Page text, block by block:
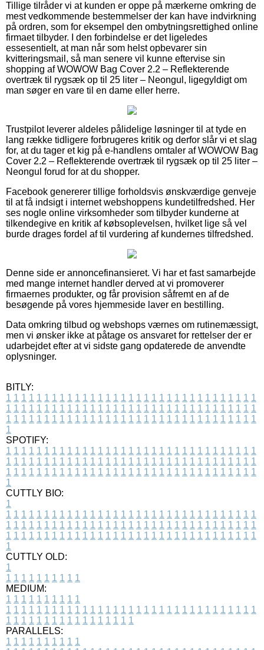
Tillige tilråder vi at kunden er oppe på mærkerne omkring de
mest vedkommende bestemmelser der kan have indvirkning
på ordren, som for eksempel den ombytningsrettighed online
firmaet tilbyder. I den forbindelse er det ligeledes
essesentielt, at man når som helst opbevarer sin
kvitteringsmail, så man senere vil kunne eftervise sin
shopping af WOWOW Bag Cover 2.2 – Reflekterende
overtræk til rygsæk op til 25 liter – Neongul, ligegyldigt om
man søger en vare til en dame eller herre.
Trustpilot leverer aldeles pålidelige løsninger til at tyde en
lang række tidligere forbrugeres kritik og derfor slår vi et slag
for, at du tager et kig på e-handlens omtaler af WOWOW Bag
Cover 2.2 – Reflekterende overtræk til rygsæk op til 25 liter –
Neongul forud for at du shopper.
Facebook genererer tillige forholdsvis ønskværdige genveje
til at få indsigt i internet webshoppens kundetilfredshed. Her
ses nogle online virksomheder som tilbyder kunderne at
tilkendegive en kritik af købsoplevelsen, hvilket lige så vel
burde drages fordel af til vurdering af kundernes tilfredshed.
Denne side er annoncefinansieret. Vi har et fast samarbejde
med mange internet handler derved at vi promoverer
firmaernes produkter, og får provision såfremt en af de
besøgende på vores hjemmeside laver en bestilling.
Data omkring tilbud og webshops værnes om rutinemæssigt,
men vi ønsker ikke at påtage os ansvaret for rettelser der er
udarbejdet efter at vi sidste gang opdaterede de anvendte
oplysninger.
BITLY:
1 1 1 1 1 1 1 1 1 1 1 1 1 1 1 1 1 1 1 1 1 1 1 1 1 1 1 1 1 1 1 1 1
1 1 1 1 1 1 1 1 1 1 1 1 1 1 1 1 1 1 1 1 1 1 1 1 1 1 1 1 1 1 1 1 1
1 1 1 1 1 1 1 1 1 1 1 1 1 1 1 1 1 1 1 1 1 1 1 1 1 1 1 1 1 1 1 1 1
1
SPOTIFY:
1 1 1 1 1 1 1 1 1 1 1 1 1 1 1 1 1 1 1 1 1 1 1 1 1 1 1 1 1 1 1 1 1
1 1 1 1 1 1 1 1 1 1 1 1 1 1 1 1 1 1 1 1 1 1 1 1 1 1 1 1 1 1 1 1 1
1 1 1 1 1 1 1 1 1 1 1 1 1 1 1 1 1 1 1 1 1 1 1 1 1 1 1 1 1 1 1 1 1
1
CUTTLY BIO:
1
1 1 1 1 1 1 1 1 1 1 1 1 1 1 1 1 1 1 1 1 1 1 1 1 1 1 1 1 1 1 1 1 1
1 1 1 1 1 1 1 1 1 1 1 1 1 1 1 1 1 1 1 1 1 1 1 1 1 1 1 1 1 1 1 1 1
1 1 1 1 1 1 1 1 1 1 1 1 1 1 1 1 1 1 1 1 1 1 1 1 1 1 1 1 1 1 1 1 1
1
CUTTLY OLD:
1
1 1 1 1 1 1 1 1 1 1
MEDIUM:
1 1 1 1 1 1 1 1 1 1
1 1 1 1 1 1 1 1 1 1 1 1 1 1 1 1 1 1 1 1 1 1 1 1 1 1 1 1 1 1 1 1 1
1 1 1 1 1 1 1 1 1 1 1 1 1 1 1 1 1
PARALLELS:
1 1 1 1 1 1 1 1 1 1